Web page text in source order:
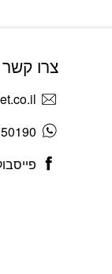
צרו קשר